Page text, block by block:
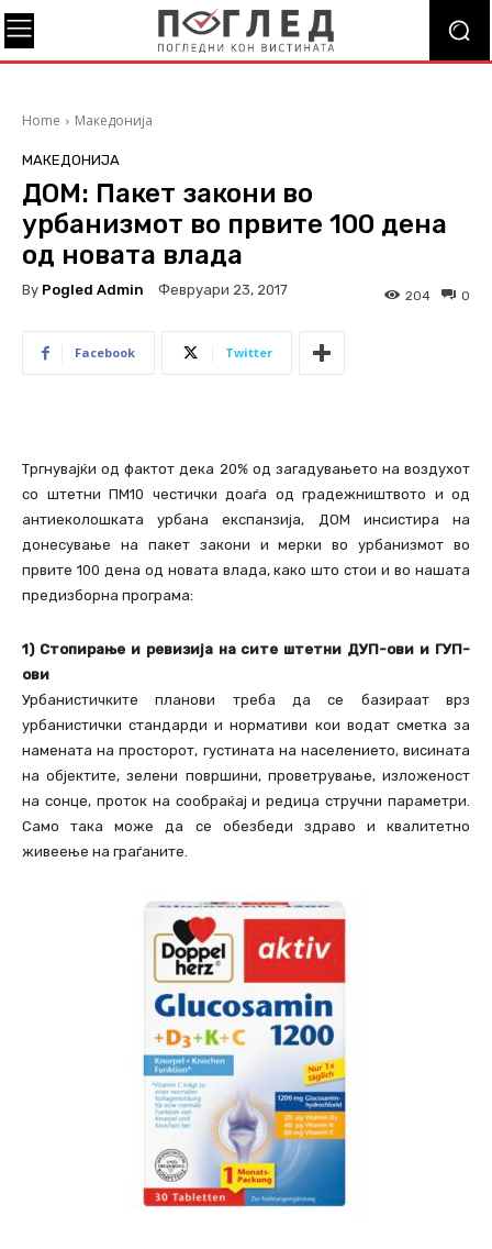
Home Македонија
МАКЕДОНИЈА
ДОМ: Пакет закони во
урбанизмот во првите 100 дена
од новата влада
By Pogled Admin Февруари 23, 2017 0
204
Facebook Twitter
Тргнувајќи од фактот дека 20% од загадувањето на воздухот
со штетни ПМ10 честички доаѓа од градежништвото и од
антиеколошката урбана експанзија, ДОМ инсистира на
донесување на пакет закони и мерки во урбанизмот во
првите 100 дена од новата влада, како што стои и во нашата
предизборна програма:
1) Стопирање и ревизија на сите штетни ДУП-ови и ГУП-
ови
Урбанистичките планови треба да се базираат врз
урбанистички стандарди и нормативи кои водат сметка за
намената на просторот, густината на населението, висината
на објектите, зелени површини, проветрување, изложеност
на сонце, проток на сообраќај и редица стручни параметри.
Само така може да се обезбеди здраво и квалитетно
живеење на граѓаните.